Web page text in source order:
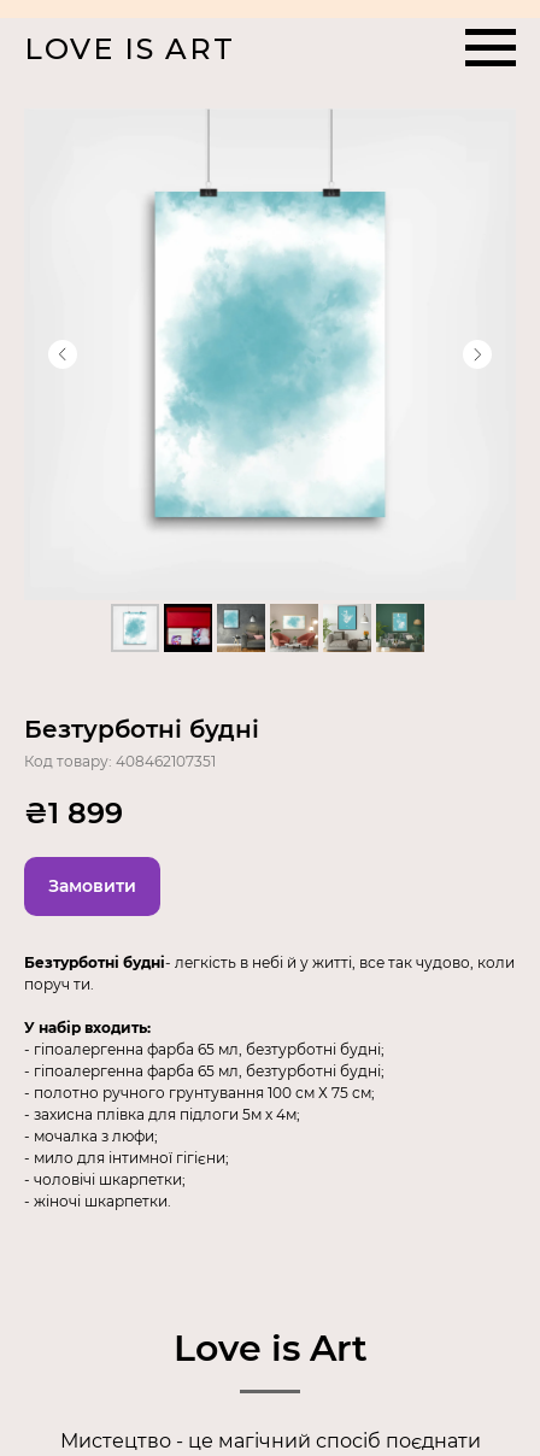
LOVE IS ART
Безтурботні будні
Код товару: 408462107351
₴1 899
Замовити
Безтурботні будні- легкість в небі й у житті, все так чудово, коли
поруч ти.
У набір входить:
- гіпоалергенна фарба 65 мл, безтурботні будні;
- гіпоалергенна фарба 65 мл, безтурботні будні;
- полотно ручного грунтування 100 см Х 75 см;
- захисна плівка для підлоги 5м х 4м;
- мочалка з люфи;
- мило для інтимної гігієни;
- чоловічі шкарпетки;
- жіночі шкарпетки.
Love is Art
Мистецтво - це магічний спосіб поєднати